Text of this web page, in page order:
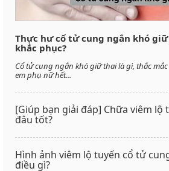
Thực hư cổ tử cung ngắn khó
khắc phục?
Cổ tử cung ngắn khó giữ thai là gì, thắc
em phụ nữ hết...
[Giúp bạn giải đáp] Chữa viêm lộ
đâu tốt?
Hình ảnh viêm lộ tuyến cổ tử
điều gì?